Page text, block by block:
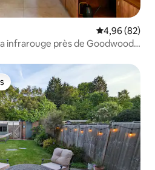
Note
4,96 (82)
infrarouge près de Goodwood